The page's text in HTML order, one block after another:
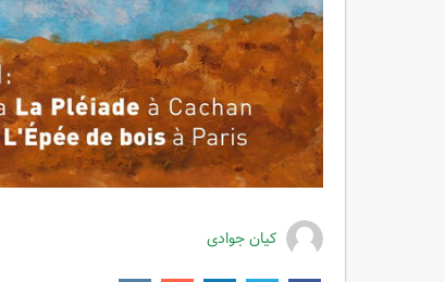
کیان جوادی